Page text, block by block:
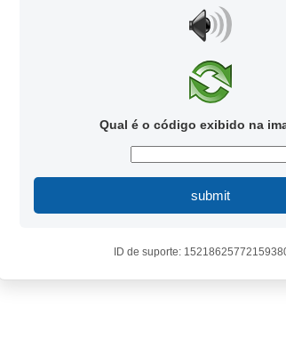
Qual é o código exibido na
submit
ID de suporte: